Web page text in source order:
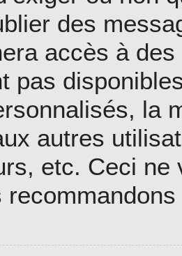
des
accès à
pas
la
autres
etc. Ceci